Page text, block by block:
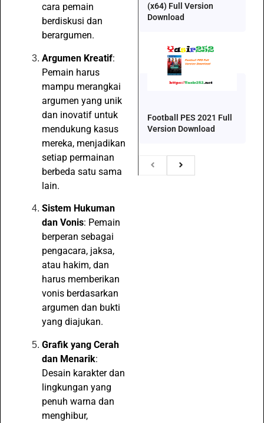
cara pemain
berdiskusi dan
berargumen.
Argumen Kreatif:
Pemain harus
mampu merangkai
argumen yang unik
dan inovatif untuk
mendukung kasus
mereka, menjadikan
setiap permainan
berbeda satu sama
lain.
Sistem Hukuman
dan Vonis: Pemain
berperan sebagai
pengacara, jaksa,
atau hakim, dan
harus memberikan
vonis berdasarkan
argumen dan bukti
yang diajukan.
Grafik yang Cerah
dan Menarik:
Desain karakter dan
lingkungan yang
penuh warna dan
menghibur,
(x64) Full Version
Download
Football PES 2021 Full
Version Download